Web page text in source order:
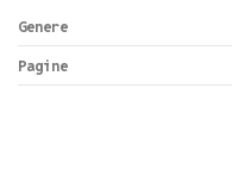
Genere
Pagine